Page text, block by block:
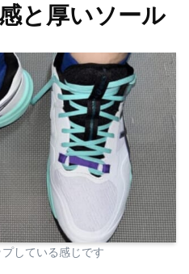
と厚いソール
している感じです